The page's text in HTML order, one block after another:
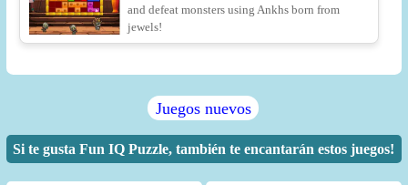
and defeat monsters using Ankhs born from
jewels!
Juegos nuevos
Si te gusta Fun IQ Puzzle, también te encantarán estos juegos!